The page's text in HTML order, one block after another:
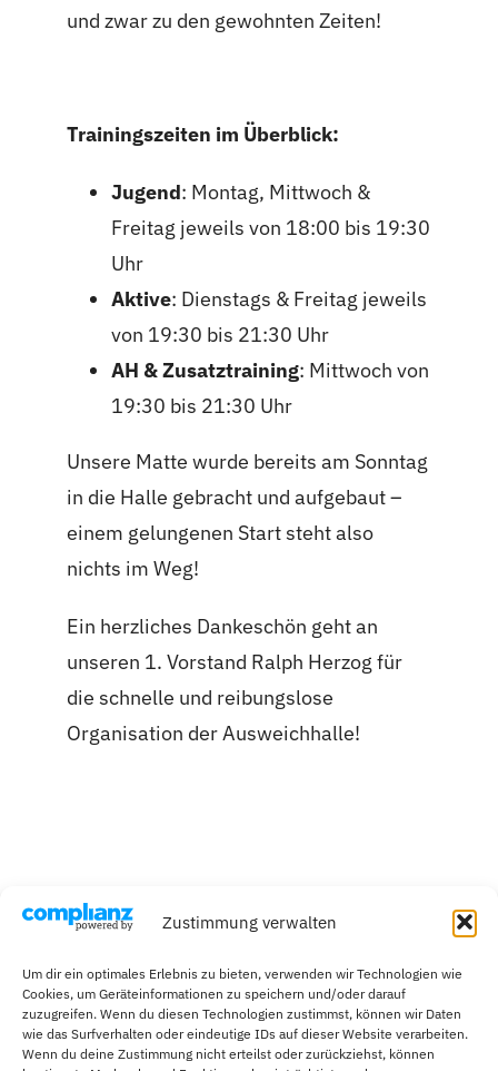
Zustimmung verwalten
Um dir ein optimales Erlebnis zu bieten, verwenden wir Technologien wie
Cookies, um Geräteinformationen zu speichern und/oder darauf
zuzugreifen. Wenn du diesen Technologien zustimmst, können wir Daten
wie das Surfverhalten oder eindeutige IDs auf dieser Website verarbeiten.
Wenn du deine Zustimmung nicht erteilst oder zurückziehst, können
und zwar zu den gewohnten Zeiten!
Trainingszeiten im Überblick:
Jugend: Montag, Mittwoch &
Freitag jeweils von 18:00 bis 19:30
Uhr
Aktive: Dienstags & Freitag jeweils
von 19:30 bis 21:30 Uhr
AH & Zusatztraining: Mittwoch von
19:30 bis 21:30 Uhr
Unsere Matte wurde bereits am Sonntag
in die Halle gebracht und aufgebaut –
einem gelungenen Start steht also
nichts im Weg!
Ein herzliches Dankeschön geht an
unseren 1. Vorstand Ralph Herzog für
die schnelle und reibungslose
Organisation der Ausweichhalle!